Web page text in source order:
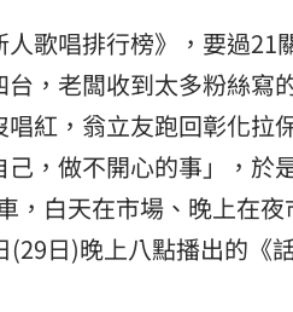
歌唱排行榜》，要過21
，老闆收到太多粉絲寫
紅，翁立友跑回彰化拉
，做不開心的事」，於
，白天在市場、晚上在
日)晚上八點播出的《